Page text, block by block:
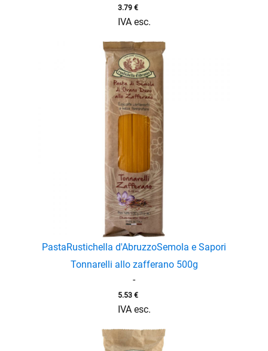
3.79 €
IVA esc.
PastaRustichella d'AbruzzoSemola e Sapori
Tonnarelli allo zafferano 500g
-
5.53 €
IVA esc.